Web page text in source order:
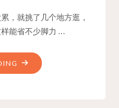
，就挑了几个地方逛，
能省不少脚力 …
"2025
山